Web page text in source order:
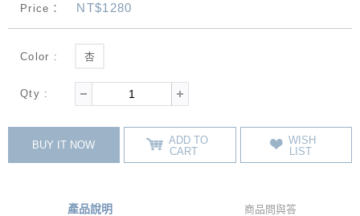
Price： NT$1280
Color : 杏
Qty :
BUY IT NOW
ADD TO
CART
WISH
LIST
產品說明 商品問與答